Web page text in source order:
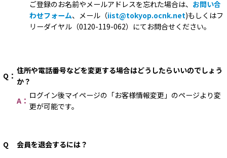
ご登録のお名前やメールアドレスを忘れた場合は、 お問い合
わせフォーム、メール（iist@tokyop.ocnk.net)もしくはフ
リーダイヤル（0120-119-062）にてお問合せください。
Q：
住所や電話番号などを変更する場合はどうしたらいいのでしょう
か？
A：
ログイン後マイページの「お客様情報変更」のページより変
更が可能です。
Q
会員を退会するには？